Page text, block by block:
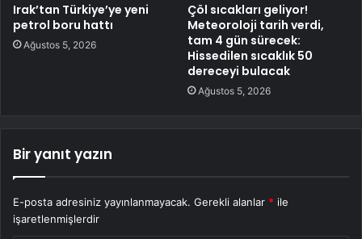
Irak’tan Türkiye’ye yeni
petrol boru hattı
Ağustos 5, 2026
Çöl sıcakları geliyor!
Meteoroloji tarih verdi,
tam 4 gün sürecek:
Hissedilen sıcaklık 50
dereceyi bulacak
Ağustos 5, 2026
Bir yanıt yazın
E-posta adresiniz yayınlanmayacak. Gerekli alanlar * ile
işaretlenmişlerdir